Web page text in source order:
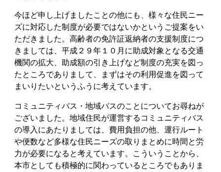
今ほど申し上げましたことの他にも、様々な住民ニー
ズに対応した制度が必要ではないかというご提案をい
ただきました。高齢者の免許証返納者の支援制度につ
きましては、平成２９年１０月に助成対象となる交通
機関の拡大、助成額の引き上げなど制度の充実を図っ
たところでありまして、まずはその利用促進を図って
まいりたいというふうに考えています。
コミュニティバス・地域バスのことについてお尋ねが
ございました。地域住民が運営するコミュニティバス
の導入にあたりましては、費用負担の他、運行ルート
や便数など多様な住民ニーズの取りまとめに時間と労
力が必要になると考えています。こういうことから、
本市としても積極的に関わっているところでもありま